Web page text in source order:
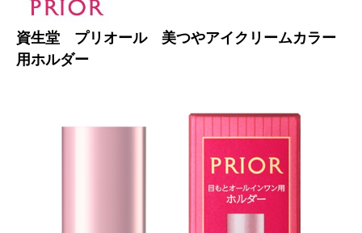
資生堂 プリオール 美つやアイクリームカラー
用ホルダー